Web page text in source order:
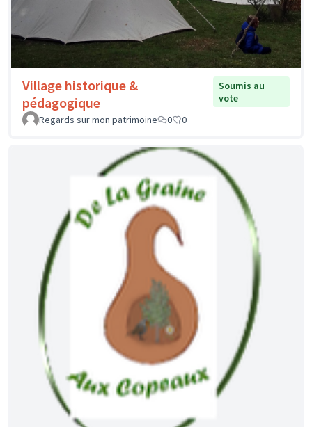
Village historique &
pédagogique
Soumis au
vote
Regards sur mon patrimoine
0 0